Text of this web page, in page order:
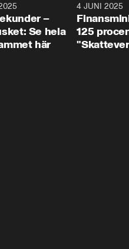
4:29
–
Se hela
här
4 JUNI 2025
125